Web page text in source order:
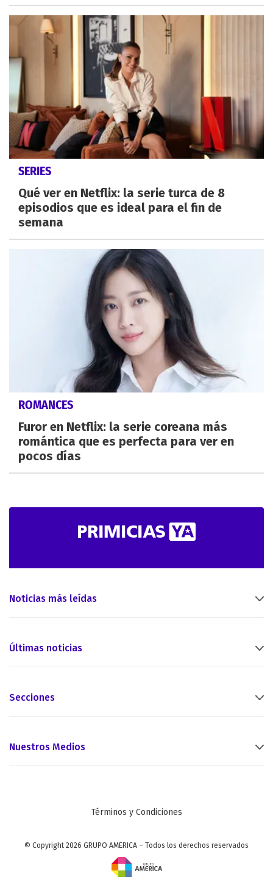
SERIES
Qué ver en Netflix: la serie turca de 8
episodios que es ideal para el fin de
semana
ROMANCES
Furor en Netflix: la serie coreana más
romántica que es perfecta para ver en
pocos días
Noticias más leídas
Últimas noticias
Secciones
Nuestros Medios
Términos y Condiciones
© Copyright 2026 GRUPO AMERICA – Todos los derechos reservados